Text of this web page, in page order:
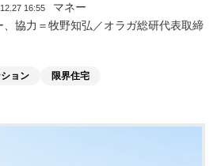
ENDING JOURNAL
ESTATE BROKERAGE JOURNAL
16:55
マネー
協力＝牧野知弘／オラガ総研代表取締
ョン 限界住宅